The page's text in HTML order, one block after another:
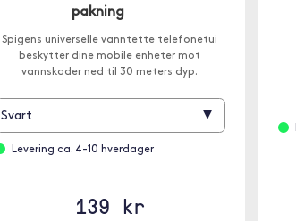
pakning
Spigens universelle vanntette telefonetui
beskytter dine mobile enheter mot
vannskader ned til 30 meters dyp.
Svart ▾
Levering ca. 4-10 hverdager
139 kr